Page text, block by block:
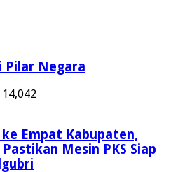
Pilar Negara
14,042
Empat Kabupaten,
Mesin PKS Siap